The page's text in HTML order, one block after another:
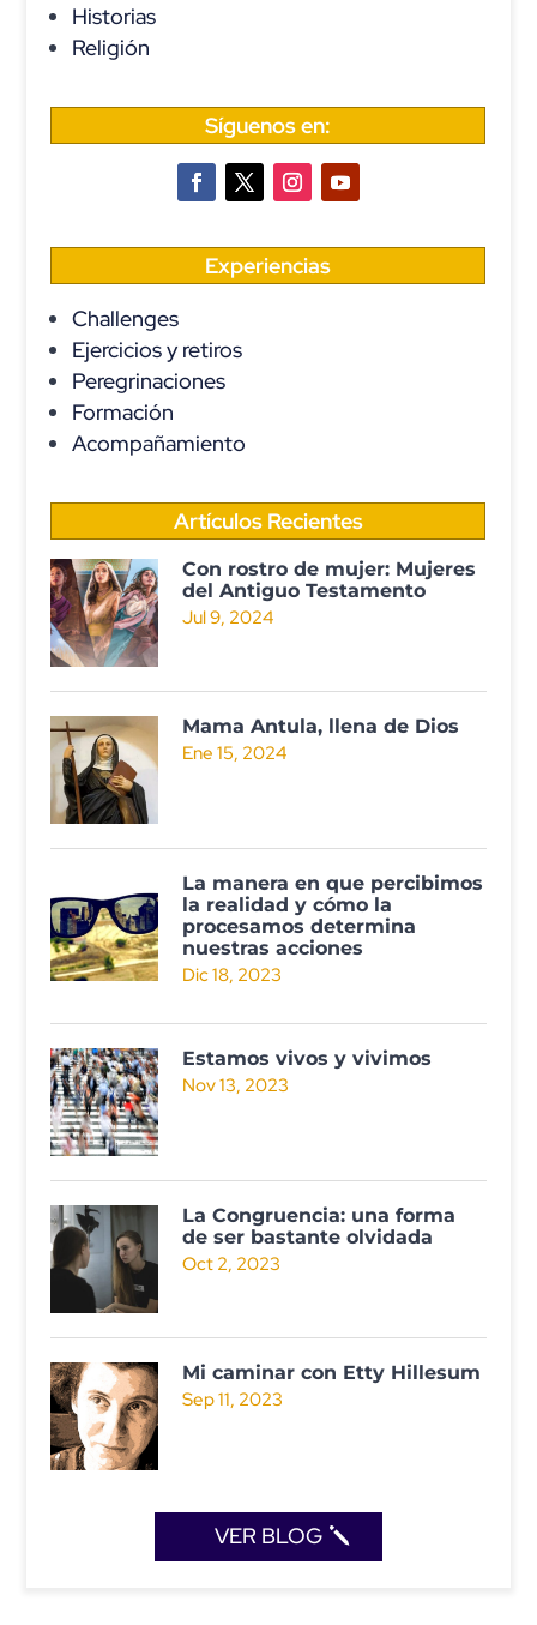
Historias
Religión
Síguenos en:
Experiencias
Challenges
Ejercicios y retiros
Peregrinaciones
Formación
Acompañamiento
Artículos Recientes
Con rostro de mujer: Mujeres
del Antiguo Testamento
Jul 9, 2024
Mama Antula, llena de Dios
Ene 15, 2024
La manera en que percibimos
la realidad y cómo la
procesamos determina
nuestras acciones
Dic 18, 2023
Estamos vivos y vivimos
Nov 13, 2023
La Congruencia: una forma
de ser bastante olvidada
Oct 2, 2023
Mi caminar con Etty Hillesum
Sep 11, 2023
VER BLOG